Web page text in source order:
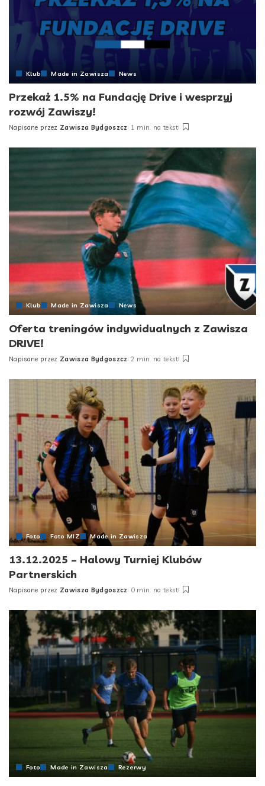
Klub Made in Zawisza News
Przekaż 1.5% na Fundację Drive i wesprzyj
rozwój Zawiszy!
Posted
Napisane przez Zawisza Bydgoszcz 1 min. na tekst
Klub Made in Zawisza News
Oferta treningów indywidualnych z Zawisza
DRIVE!
Posted
Napisane przez Zawisza Bydgoszcz 2 min. na tekst
Foto Foto MIZ Made in Zawisza
13.12.2025 – Halowy Turniej Klubów
Partnerskich
Posted
Napisane przez Zawisza Bydgoszcz 0 min. na tekst
Foto Made in Zawisza Rezerwy